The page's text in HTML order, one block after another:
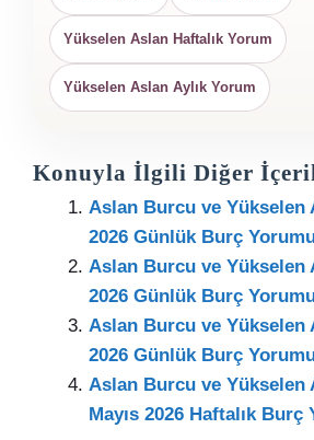
Yükselen Aslan Haftalık Yorum
Yükselen Aslan Aylık Yorum
Konuyla İlgili Diğer
Aslan Burcu ve Yükselen
2026 Günlük Burç
Aslan Burcu ve Yükselen
2026 Günlük Burç
Aslan Burcu ve Yükselen
2026 Günlük Burç
Aslan Burcu ve Yükselen
Mayıs 2026 Haftalık Burç